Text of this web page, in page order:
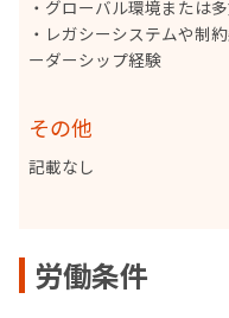
・グローバル環境または
・レガシーシステムや制
ーダーシップ経験
その他
‍記載なし
労働条件